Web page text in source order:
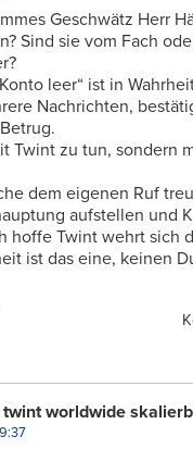
Geschwätz Herr
Sind sie vom Fach
leer“ ist in
Nachrichten,
Twint zu tun, sondern
dem eigenen Ruf
aufstellen und
hoffe Twint wehrt sich
ist das eine, keinen
twint worldwide